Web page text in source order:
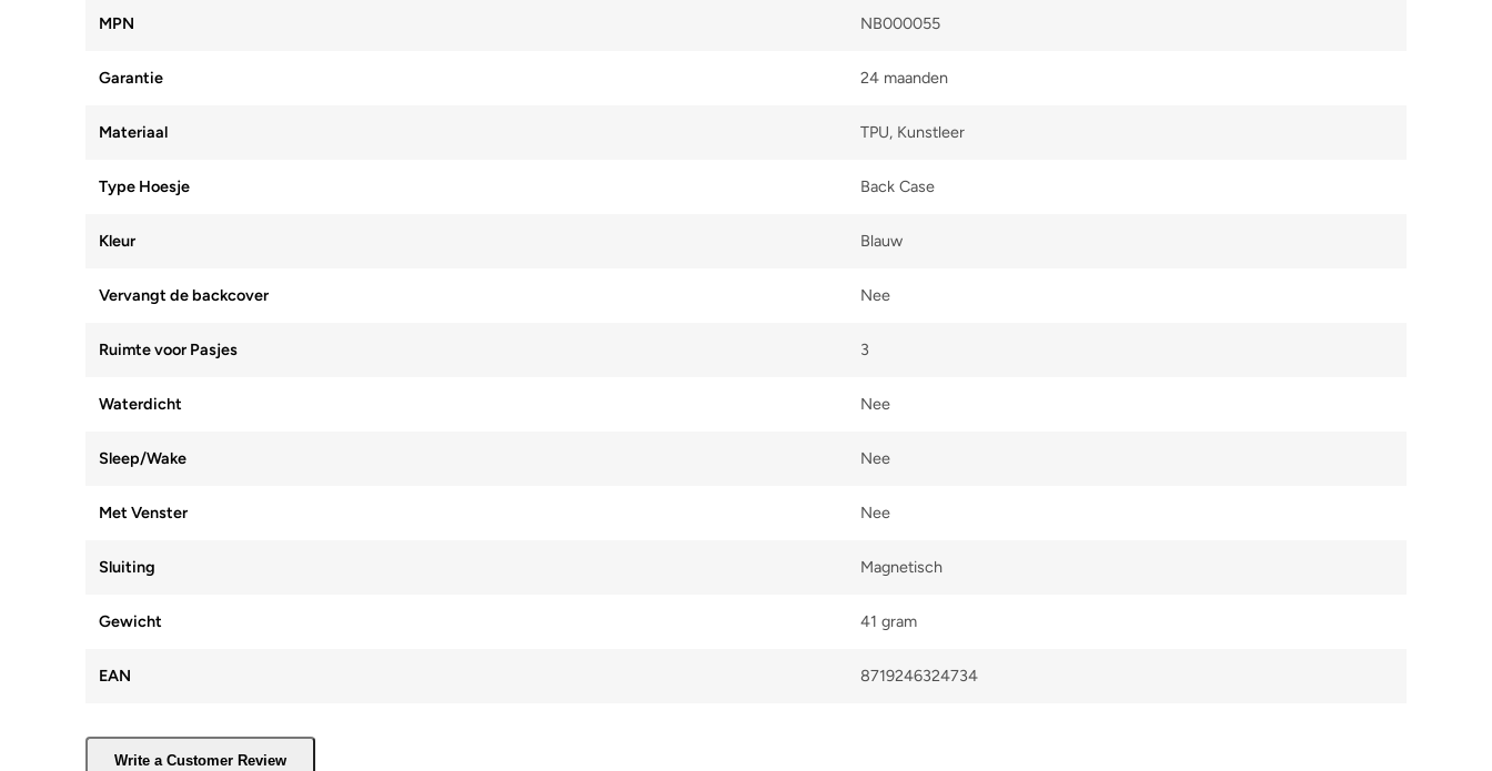
MPN NB000055
Garantie 24 maanden
Materiaal TPU, Kunstleer
Type Hoesje Back Case
Kleur Blauw
Vervangt de backcover Nee
Ruimte voor Pasjes 3
Waterdicht Nee
Sleep/Wake Nee
Met Venster Nee
Sluiting Magnetisch
Gewicht 41 gram
EAN 8719246324734
Write a Customer Review